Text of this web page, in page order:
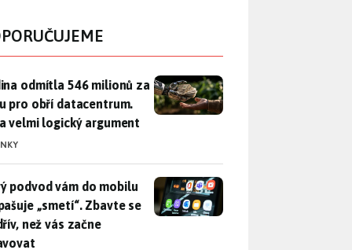
odmítla 546 milionů za půdu pro obří datacentrum. Měla
odmítla 546 milionů za
pro obří datacentrum.
velmi logický argument
podvod vám do mobilu propašuje „smetí“. Zbavte se ho dřív,
podvod vám do mobilu
„smetí“. Zbavte se
než vás začne